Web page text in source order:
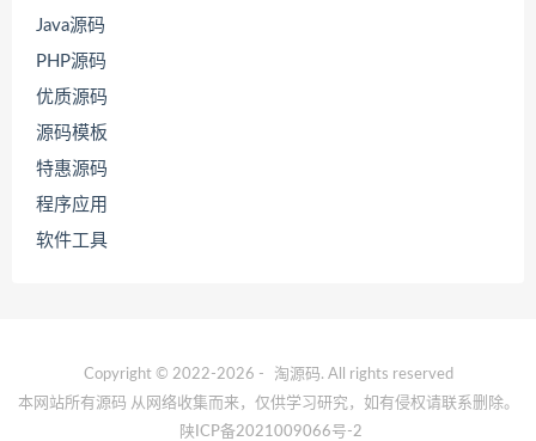
Java源码
PHP源码
优质源码
源码模板
特惠源码
程序应用
软件工具
Copyright © 2022-2026 - 淘源码. All rights reserved
本网站所有源码 从网络收集而来，仅供学习研究，如有侵权请联系删除。
陕ICP备2021009066号-2